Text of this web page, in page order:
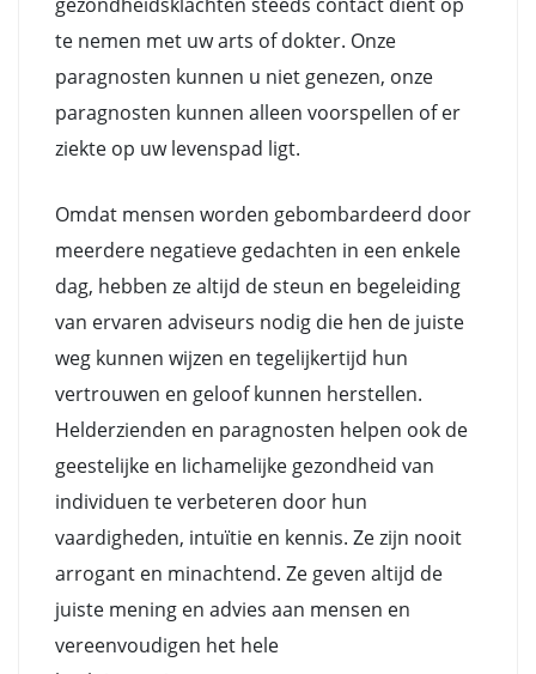
te nemen met uw arts of dokter. Onze
paragnosten kunnen u niet genezen, onze
paragnosten kunnen alleen voorspellen of er
ziekte op uw levenspad ligt.
Omdat mensen worden gebombardeerd door
meerdere negatieve gedachten in een enkele
dag, hebben ze altijd de steun en begeleiding
van ervaren adviseurs nodig die hen de juiste
weg kunnen wijzen en tegelijkertijd hun
vertrouwen en geloof kunnen herstellen.
Helderzienden en paragnosten helpen ook de
geestelijke en lichamelijke gezondheid van
individuen te verbeteren door hun
vaardigheden, intuïtie en kennis. Ze zijn nooit
arrogant en minachtend. Ze geven altijd de
juiste mening en advies aan mensen en
vereenvoudigen het hele